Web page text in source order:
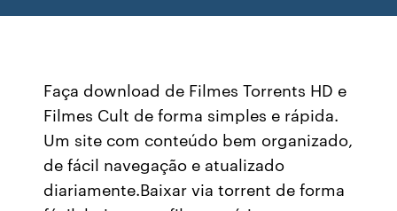
Faça download de Filmes Torrents HD e
Filmes Cult de forma simples e rápida.
Um site com conteúdo bem organizado,
de fácil navegação e atualizado
diariamente.Baixar via torrent de forma